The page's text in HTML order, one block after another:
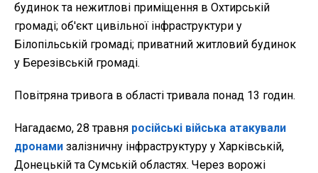
будинок та нежитлові приміщення в Охтирській
громаді; об'єкт цивільної інфраструктури у
Білопільській громаді; приватний житловий будинок
у Березівській громаді.
Повітряна тривога в області тривала понад 13 годин.
Нагадаємо, 28 травня російські війська атакували
дронами залізничну інфраструктуру у Харківській,
Донецькій та Сумській областях. Через ворожі